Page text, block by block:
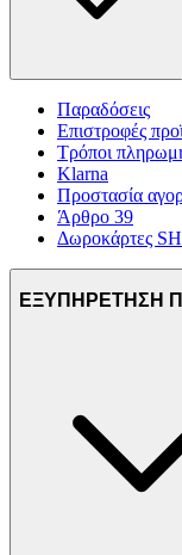
μας και την
δικτύωσης,
Παραδόσεις
Επιστροφές
Τρόποι
Klarna
Προστασία
Άρθρο 39
Δωροκάρτες
ΕΞΥΠΗΡΕΤΗΣΗ